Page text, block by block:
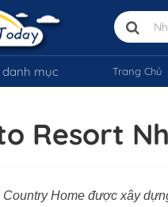
mục Trang Chủ
Resort
Country Home được xây